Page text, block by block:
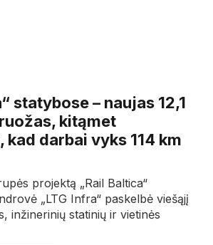
statybose – naujas 12,1
kitąmet
kad darbai vyks 114 km
projektą „Rail Baltica“
„LTG Infra“ paskelbė viešąjį
inžinerinių statinių ir vietinės